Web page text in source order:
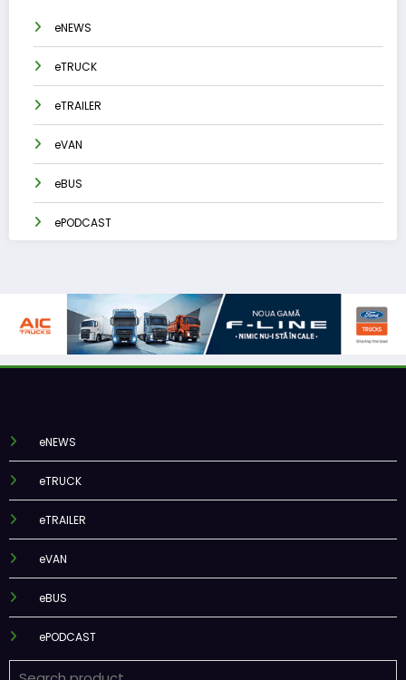
eNEWS
eTRUCK
eTRAILER
eVAN
eBUS
ePODCAST
eNEWS
eTRUCK
eTRAILER
eVAN
eBUS
ePODCAST